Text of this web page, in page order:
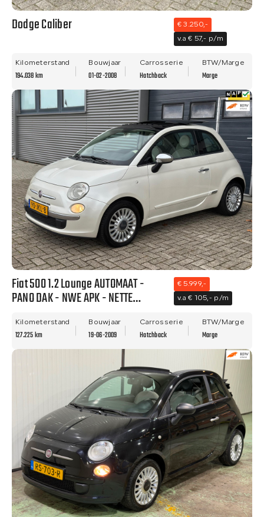
Dodge Caliber
€ 3.250,-
v.a € 57,- p/m
Kilometerstand
194.038 km
Bouwjaar
01-02-2008
Carrosserie
Hatchback
BTW/Marge
Marge
Fiat 500 1.2 Lounge AUTOMAAT -
PANO DAK - NWE APK - NETTE
€ 5.999,-
v.a € 105,- p/m
Kilometerstand
127.225 km
Bouwjaar
19-06-2009
Carrosserie
Hatchback
BTW/Marge
Marge